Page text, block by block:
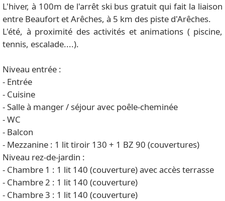
L'hiver, à 100m de l'arrêt ski bus gratuit qui fait la liaison
entre Beaufort et Arêches, à 5 km des piste d'Arêches.
L'été, à proximité des activités et animations ( piscine,
tennis, escalade....).
Niveau entrée :
- Entrée
- Cuisine
- Salle à manger / séjour avec poêle-cheminée
- WC
- Balcon
- Mezzanine : 1 lit tiroir 130 + 1 BZ 90 (couvertures)
Niveau rez-de-jardin :
- Chambre 1 : 1 lit 140 (couverture) avec accès terrasse
- Chambre 2 : 1 lit 140 (couverture)
- Chambre 3 : 1 lit 140 (couverture)